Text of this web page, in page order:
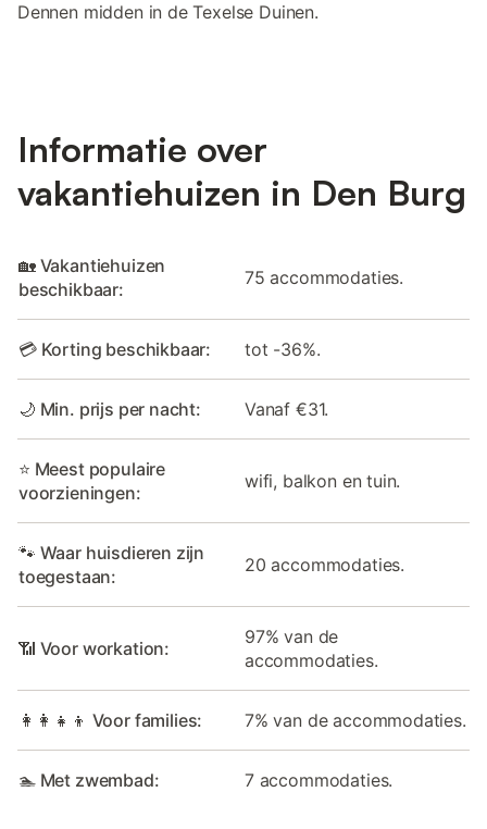
Dennen midden in de Texelse Duinen.
Informatie over
vakantiehuizen in Den Burg
🏡 Vakantiehuizen
beschikbaar:
75 accommodaties.
💳 Korting beschikbaar: tot -36%.
🌙 Min. prijs per nacht: Vanaf €31.
⭐ Meest populaire
voorzieningen:
wifi, balkon en tuin.
🐾 Waar huisdieren zijn
toegestaan:
20 accommodaties.
📶 Voor workation:
97% van de
accommodaties.
👩‍👩‍👧‍👦 Voor families: 7% van de accommodaties.
🏊 Met zwembad: 7 accommodaties.